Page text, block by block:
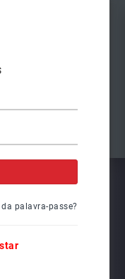
da palavra-passe?